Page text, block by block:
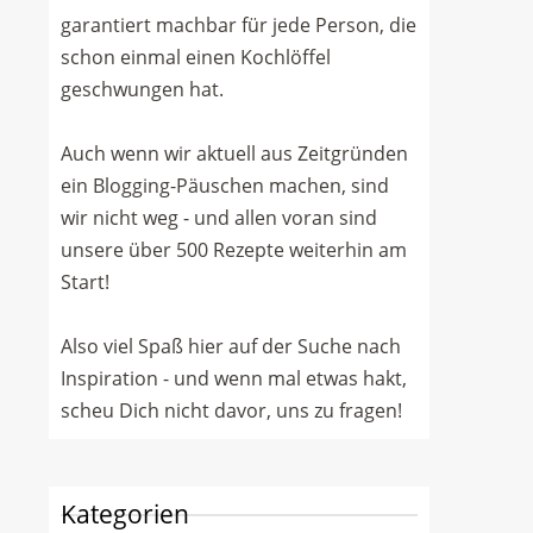
garantiert machbar für jede Person, die
schon einmal einen Kochlöffel
geschwungen hat.
Auch wenn wir aktuell aus Zeitgründen
ein Blogging-Päuschen machen, sind
wir nicht weg - und allen voran sind
unsere über 500 Rezepte weiterhin am
Start!
Also viel Spaß hier auf der Suche nach
Inspiration - und wenn mal etwas hakt,
scheu Dich nicht davor, uns zu fragen!
Kategorien